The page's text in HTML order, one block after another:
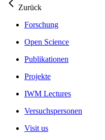
Zurück
Forschung
Open Science
Publikationen
Projekte
IWM Lectures
Versuchspersonen
Visit us